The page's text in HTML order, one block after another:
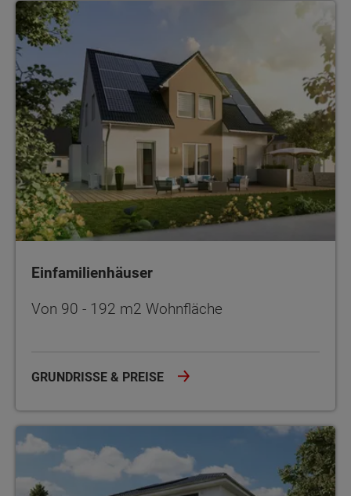
Einfamilienhäuser
Einfamilienhäuser
Von 90 - 192 m2 Wohnfläche
GRUNDRISSE & PREISE
Stadthäuser